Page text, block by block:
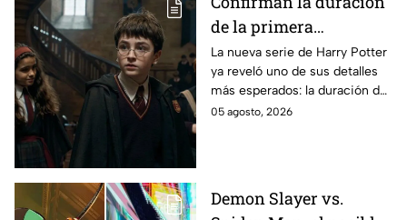
de la primera
temporada de Harry
Potter y emocionará a
los fans de los libros
La nueva serie de Harry Potter
ya reveló uno de sus detalles
más esperados: la duración de
la primera temporada basada
05 agosto, 2026
Demon Slayer vs.